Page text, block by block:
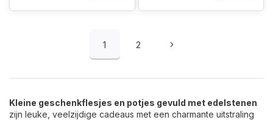
1 2
Kleine geschenkflesjes en potjes gevuld met edelstenen
zijn leuke, veelzijdige cadeaus met een charmante uitstraling